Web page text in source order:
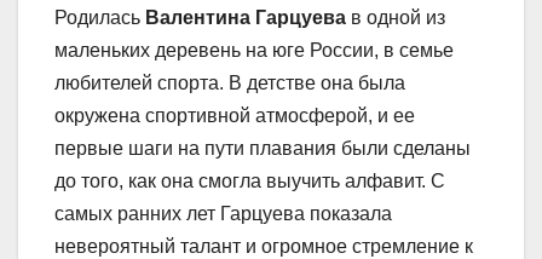
Родилась Валентина Гарцуева в одной из
маленьких деревень на юге России, в семье
любителей спорта. В детстве она была
окружена спортивной атмосферой, и ее
первые шаги на пути плавания были сделаны
до того, как она смогла выучить алфавит. С
самых ранних лет Гарцуева показала
невероятный талант и огромное стремление к